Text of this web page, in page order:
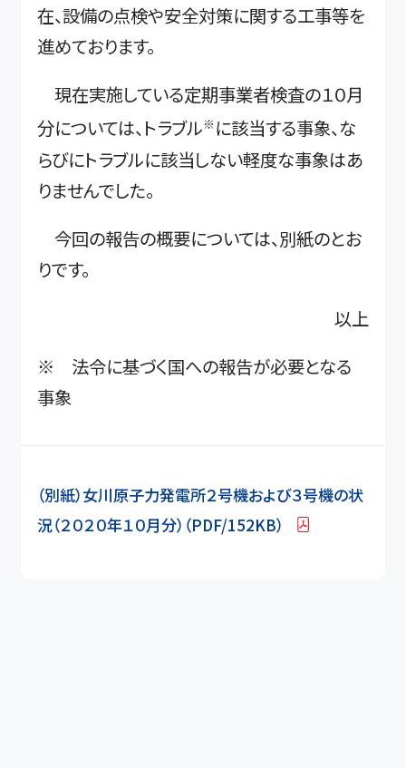
在、設備の点検や安全対策に関する工事等を
進めております。
現在実施している定期事業者検査の１０月
分については、トラブル※ に該当する事象、な
らびにトラブルに該当しない軽度な事象はあ
りませんでした。
今回の報告の概要については、別紙のとお
りです。
以上
※ 法令に基づく国への報告が必要となる
事象
（別紙）女川原子力発電所２号機および３号機の状
況（２０２０年１０月分）（PDF/152KB）